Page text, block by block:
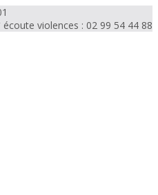
écoute violences : 02 99 54 44 88